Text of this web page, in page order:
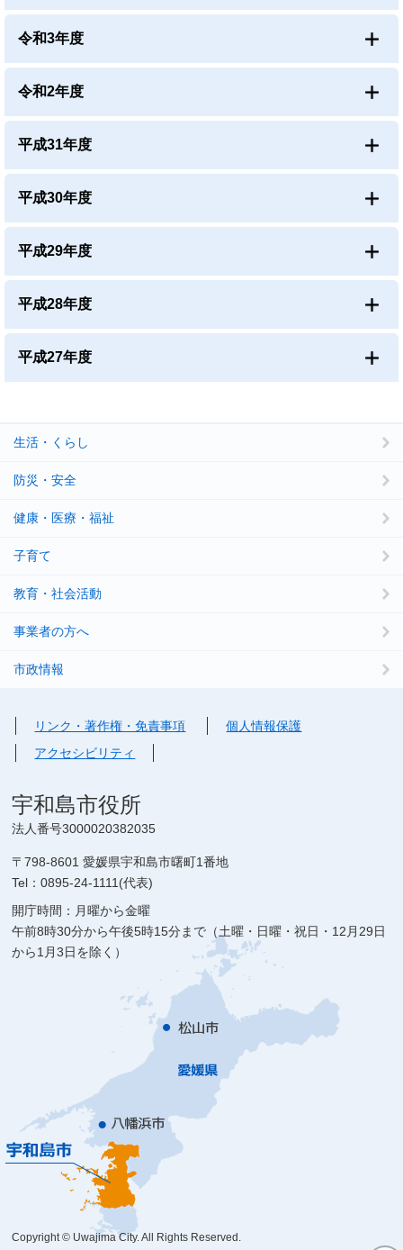
令和3年度
令和2年度
平成31年度
平成30年度
平成29年度
平成28年度
平成27年度
生活・くらし
防災・安全
健康・医療・福祉
子育て
教育・社会活動
事業者の方へ
市政情報
リンク・著作権・免責事項
個人情報保護
アクセシビリティ
宇和島市役所
法人番号3000020382035
〒798-8601 愛媛県宇和島市曙町1番地
Tel：0895-24-1111(代表)
開庁時間：月曜から金曜
午前8時30分から午後5時15分まで（土曜・日曜・祝日・12月29日
から1月3日を除く）
Copyright © Uwajima City. All Rights Reserved.